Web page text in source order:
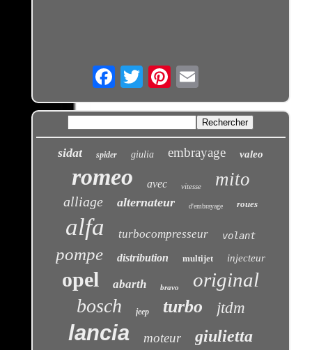
Email
sidat spider giulia embrayage valeo
romeo avec vitesse mito
alliage alternateur d'embrayage roues
alfa turbocompresseur volant
pompe distribution multijet injecteur
opel abarth bravo original
bosch jeep turbo jtdm
lancia moteur giulietta